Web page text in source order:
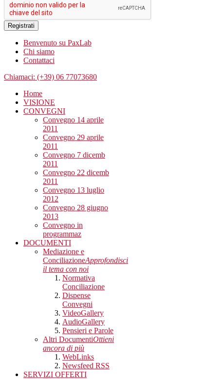
Registrati
Benvenuto su PaxLab
Chi siamo
Contattaci
Chiamaci: (+39) 06 77073680
Home
VISIONE
CONVEGNI
Convegno 14 aprile
2011
Convegno 29 aprile
2011
Convegno 7 dicemb
2011
Convegno 22 dicemb
2011
Convegno 13 luglio
2012
Convegno 28 giugno
2013
Convegno in
programmaz
DOCUMENTI
Mediazione e
ConciliazioneApprofondisci
il tema con noi
Normativa
Conciliazione
Dispense
Convegni
VideoGallery
AudioGallery
Pensieri e Parole
Altri DocumentiOttieni
ancora di più
WebLinks
Newsfeed RSS
SERVIZI OFFERTI